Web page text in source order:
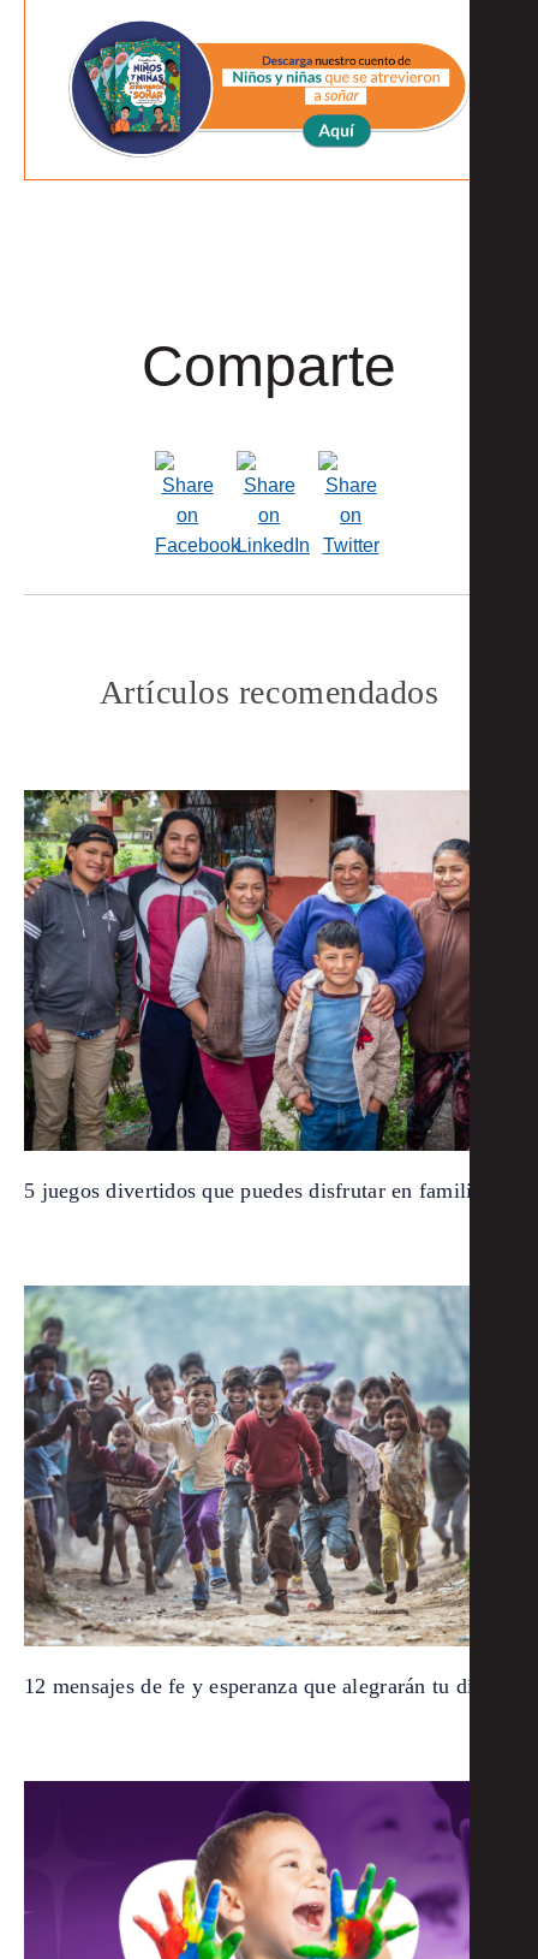
Comparte
Artículos recomendados
5 juegos divertidos que puedes disfrutar en familia
12 mensajes de fe y esperanza que alegrarán tu día